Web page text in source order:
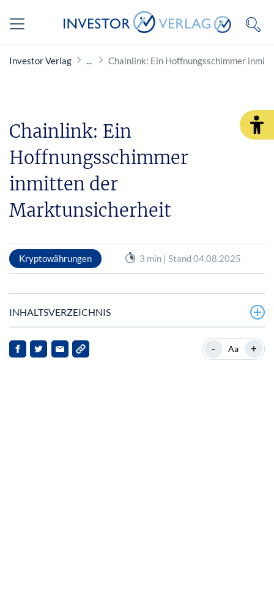
Investor Verlag Chainlink: Ein Hoffnungsschimmer
Chainlink: Ein
Hoffnungsschimmer
inmitten der
Marktunsicherheit
Kryptowährungen 3 min | Stand 04.08.2025
INHALTSVERZEICHNIS
Aktuelle Lage von Chainlink
- Aa +